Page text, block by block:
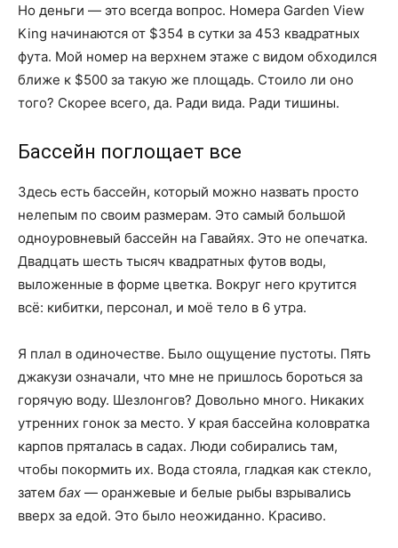
Но деньги — это всегда вопрос. Номера Garden View
King начинаются от $354 в сутки за 453 квадратных
фута. Мой номер на верхнем этаже с видом обходился
ближе к $500 за такую же площадь. Стоило ли оно
того? Скорее всего, да. Ради вида. Ради тишины.
Бассейн поглощает все
Здесь есть бассейн, который можно назвать просто
нелепым по своим размерам. Это самый большой
одноуровневый бассейн на Гавайях. Это не опечатка.
Двадцать шесть тысяч квадратных футов воды,
выложенные в форме цветка. Вокруг него крутится
всё: кибитки, персонал, и моё тело в 6 утра.
Я плал в одиночестве. Было ощущение пустоты. Пять
джакузи означали, что мне не пришлось бороться за
горячую воду. Шезлонгов? Довольно много. Никаких
утренних гонок за место. У края бассейна коловратка
карпов пряталась в садах. Люди собирались там,
чтобы покормить их. Вода стояла, гладкая как стекло,
затем бах — оранжевые и белые рыбы взрывались
вверх за едой. Это было неожиданно. Красиво.